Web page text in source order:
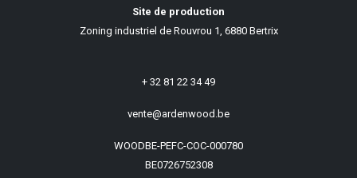
Site de production
Zoning industriel de Rouvrou 1, 6880 Bertrix
+ 32 81 22 34 49
vente@ardenwood.be
WOODBE-PEFC-COC-000780
BE0726752308